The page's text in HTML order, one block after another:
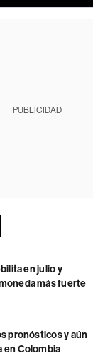
PUBLICIDAD
en julio y
más fuerte
pronósticos y aún
en Colombia